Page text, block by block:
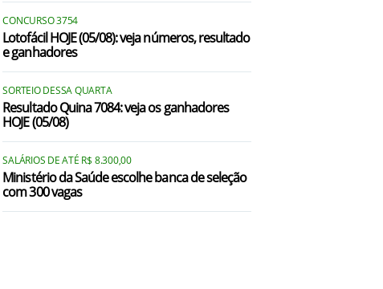
CONCURSO 3754
Lotofácil HOJE (05/08): veja números, resultado
e ganhadores
SORTEIO DESSA QUARTA
Resultado Quina 7084: veja os ganhadores
HOJE (05/08)
SALÁRIOS DE ATÉ R$ 8.300,00
Ministério da Saúde escolhe banca de seleção
com 300 vagas